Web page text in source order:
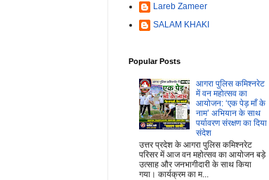
Lareb Zameer
SALAM KHAKI
Popular Posts
आगरा पुलिस कमिश्नरेट
में वन महोत्सव का
आयोजन: ‘एक पेड़ माँ के
नाम’ अभियान के साथ
पर्यावरण संरक्षण का दिया
संदेश
उत्तर प्रदेश के आगरा पुलिस कमिश्नरेट
परिसर में आज वन महोत्सव का आयोजन बड़े
उत्साह और जनभागीदारी के साथ किया
गया। कार्यक्रम का म...